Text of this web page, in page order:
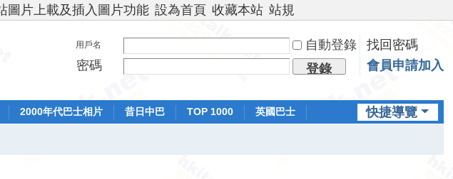
圖片上載及插入圖片功能 設為首頁 收藏本站 站規
用戶名 自動登錄
找回密碼
密碼
登錄 會員申請加入
快捷導覽
2000年代巴士相片 昔日中巴 TOP 1000
英國巴士